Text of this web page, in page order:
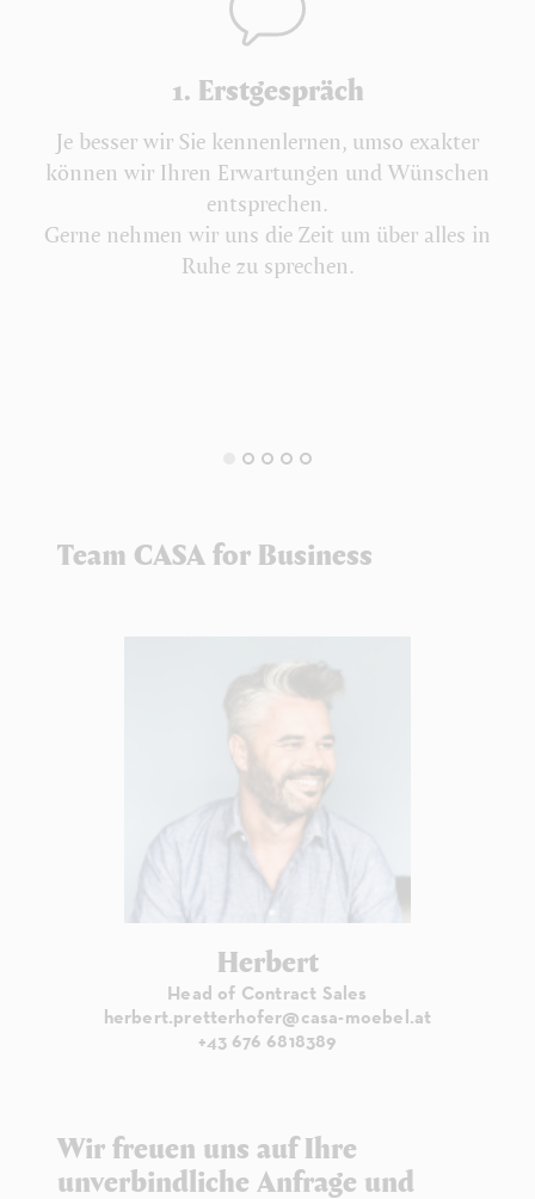
1. Erstgespräch
Je besser wir Sie kennenlernen, umso exakter
können wir Ihren Erwartungen und Wünschen
entsprechen.
Gerne nehmen wir uns die Zeit um über alles in
Ruhe zu sprechen.
Team CASA for Business
Herbert
Head of Contract Sales
herbert.pretterhofer@casa-moebel.at
+43 676 6818389
Wir freuen uns auf Ihre
unverbindliche Anfrage und